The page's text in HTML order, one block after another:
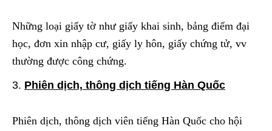
Những loại giấy tờ như giấy khai sinh, bảng điểm đại
học, đơn xin nhập cư, giấy ly hôn, giấy chứng tử, vv
thường được công chứng.
Phiên dịch, thông dịch tiếng Hàn Quốc
Phiên dịch, thông dịch viên tiếng Hàn Quốc cho hội